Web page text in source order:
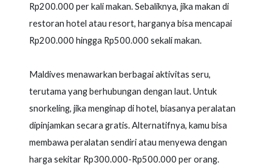
Rp200.000 per kali makan. Sebaliknya, jika makan di
restoran hotel atau resort, harganya bisa mencapai
Rp200.000 hingga Rp500.000 sekali makan.
Maldives menawarkan berbagai aktivitas seru,
terutama yang berhubungan dengan laut. Untuk
snorkeling, jika menginap di hotel, biasanya peralatan
dipinjamkan secara gratis. Alternatifnya, kamu bisa
membawa peralatan sendiri atau menyewa dengan
harga sekitar Rp300.000-Rp500.000 per orang.